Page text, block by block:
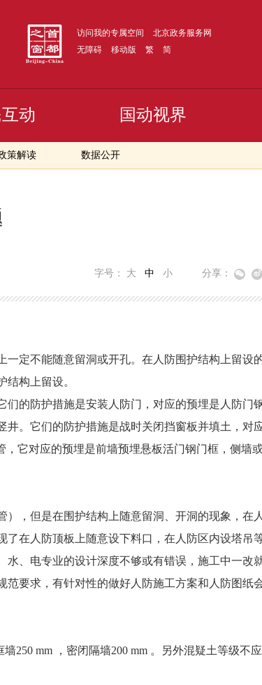
访问我的专属空间
北京政务服务网
无障碍
移动版 繁 简
策解读 数据公开
动 国动视界
字号： 大 中 小 分享：
定不能随意留洞或开孔。在人防围护结构上留设
构上留设。
的防护措施是安装人防门，对应的预埋是人防门
。它们的防护措施是战时关闭挡窗板并填土，对
它对应的预埋是前墙预埋悬板活门钢门框，侧墙
），但是在围护结构上随意留洞、开洞的现象，在
在人防顶板上随意设下料口，在人防区内设塔吊
、电专业的设计深度不够或有错误，施工中一改
要求，有针对性的做好人防施工方案和人防图纸
250 mm ，密闭隔墙200 mm 。另外混疑土等级不